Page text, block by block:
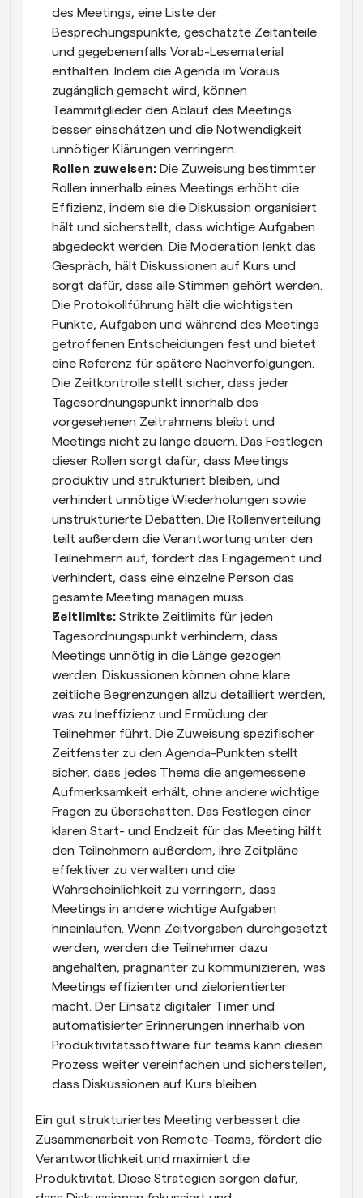
des Meetings, eine Liste der
Besprechungspunkte, geschätzte Zeitanteile
und gegebenenfalls Vorab-Lesematerial
enthalten. Indem die Agenda im Voraus
zugänglich gemacht wird, können
Teammitglieder den Ablauf des Meetings
besser einschätzen und die Notwendigkeit
unnötiger Klärungen verringern.
Rollen zuweisen: Die Zuweisung bestimmter
Rollen innerhalb eines Meetings erhöht die
Effizienz, indem sie die Diskussion organisiert
hält und sicherstellt, dass wichtige Aufgaben
abgedeckt werden. Die Moderation lenkt das
Gespräch, hält Diskussionen auf Kurs und
sorgt dafür, dass alle Stimmen gehört werden.
Die Protokollführung hält die wichtigsten
Punkte, Aufgaben und während des Meetings
getroffenen Entscheidungen fest und bietet
eine Referenz für spätere Nachverfolgungen.
Die Zeitkontrolle stellt sicher, dass jeder
Tagesordnungspunkt innerhalb des
vorgesehenen Zeitrahmens bleibt und
Meetings nicht zu lange dauern. Das Festlegen
dieser Rollen sorgt dafür, dass Meetings
produktiv und strukturiert bleiben, und
verhindert unnötige Wiederholungen sowie
unstrukturierte Debatten. Die Rollenverteilung
teilt außerdem die Verantwortung unter den
Teilnehmern auf, fördert das Engagement und
verhindert, dass eine einzelne Person das
gesamte Meeting managen muss.
Zeitlimits: Strikte Zeitlimits für jeden
Tagesordnungspunkt verhindern, dass
Meetings unnötig in die Länge gezogen
werden. Diskussionen können ohne klare
zeitliche Begrenzungen allzu detailliert werden,
was zu Ineffizienz und Ermüdung der
Teilnehmer führt. Die Zuweisung spezifischer
Zeitfenster zu den Agenda-Punkten stellt
sicher, dass jedes Thema die angemessene
Aufmerksamkeit erhält, ohne andere wichtige
Fragen zu überschatten. Das Festlegen einer
klaren Start- und Endzeit für das Meeting hilft
den Teilnehmern außerdem, ihre Zeitpläne
effektiver zu verwalten und die
Wahrscheinlichkeit zu verringern, dass
Meetings in andere wichtige Aufgaben
hineinlaufen. Wenn Zeitvorgaben durchgesetzt
werden, werden die Teilnehmer dazu
angehalten, prägnanter zu kommunizieren, was
Meetings effizienter und zielorientierter
macht. Der Einsatz digitaler Timer und
automatisierter Erinnerungen innerhalb von
Produktivitätssoftware für teams kann diesen
Prozess weiter vereinfachen und sicherstellen,
dass Diskussionen auf Kurs bleiben.
Ein gut strukturiertes Meeting verbessert die
Zusammenarbeit von Remote-Teams, fördert die
Verantwortlichkeit und maximiert die
Produktivität. Diese Strategien sorgen dafür,